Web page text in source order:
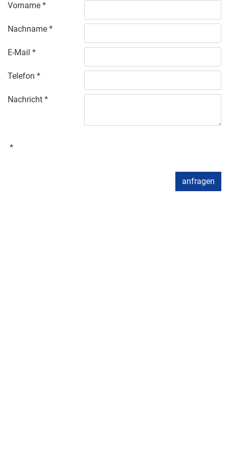
Vorname
Nachname
E-Mail
Telefon
Nachricht
anfragen